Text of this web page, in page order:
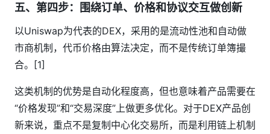
五、第四步：围绕订单、价格和协议交互做创新
以Uniswap为代表的DEX，采用的是流动性池和自动做
市商机制，代币价格由算法决定，而不是传统订单簿撮
合。[1]
这类机制的优势是自动化程度高，但也意味着产品需要在
“价格发现”和“交易深度”上做更多优化。对于DEX产品创
新来说，重点不是复制中心化交易所，而是利用链上机制